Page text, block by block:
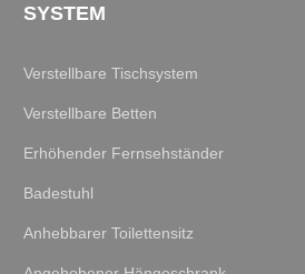
SYSTEM
Verstellbare Tischsystem
Verstellbare Betten
Erhöhender Fernsehständer
Badestuhl
Anhebbarer Toilettensitz